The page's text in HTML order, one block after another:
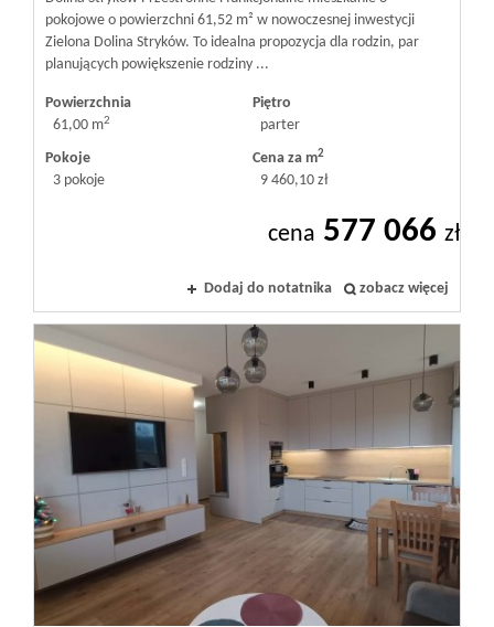
pokojowe o powierzchni 61,52 m² w nowoczesnej inwestycji
Zielona Dolina Stryków. To idealna propozycja dla rodzin, par
planujących powiększenie rodziny ...
Powierzchnia
61,00 m2
Piętro
parter
Pokoje
3 pokoje
Cena za m2
9 460,10 zł
cena 577 066 zł
Dodaj do notatnika zobacz więcej